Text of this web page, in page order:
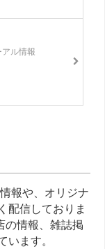
ル情報
報や、オリジナ
配信しておりま
の情報、雑誌掲
ます。